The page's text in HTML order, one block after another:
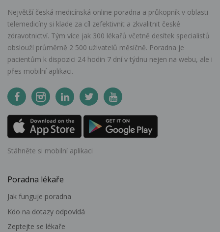
Největší česká medicínská online poradna a průkopník v oblasti
telemedicíny si klade za cíl zefektivnit a zkvalitnit české
zdravotnictví. Tým více jak 300 lékařů včetně desítek specialistů
obslouží průměrně 2 500 uživatelů měsíčně. Poradna je
pacientům k dispozici 24 hodin 7 dní v týdnu nejen na webu, ale i
přes mobilní aplikaci.
Stáhněte si mobilní aplikaci
Poradna lékaře
Jak funguje poradna
Kdo na dotazy odpovídá
Zeptejte se lékaře